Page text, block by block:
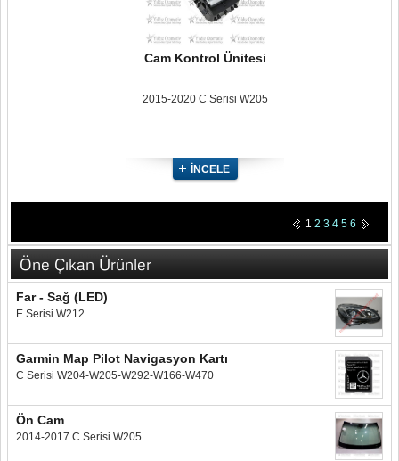
Cam Kontrol Ünitesi
2015-2020 C Serisi W205
İNCELE
1 2 3 4 5 6
Öne Çıkan Ürünler
Far - Sağ (LED)
E Serisi W212
Garmin Map Pilot Navigasyon Kartı
C Serisi W204-W205-W292-W166-W470
Ön Cam
2014-2017 C Serisi W205